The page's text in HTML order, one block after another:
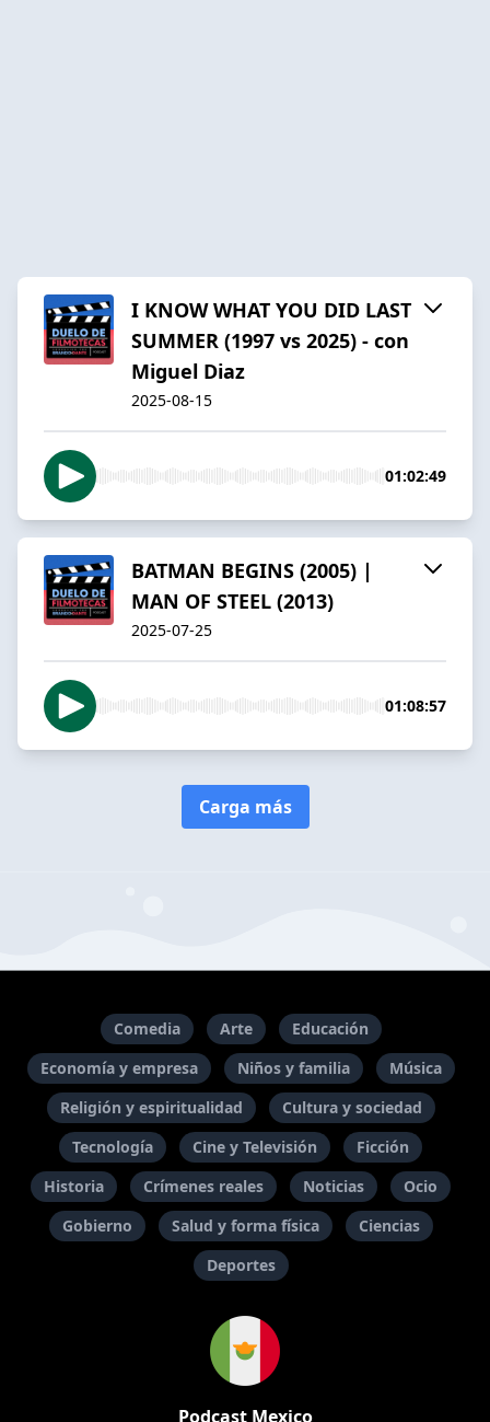
I KNOW WHAT YOU DID LAST
SUMMER (1997 vs 2025) - con
Miguel Diaz
2025-08-15
01:02:49
BATMAN BEGINS (2005) |
MAN OF STEEL (2013)
2025-07-25
01:08:57
Carga más
Comedia Arte
Educación
Economía y empresa
Niños y familia
Música
Religión y espiritualidad
Cultura y sociedad
Tecnología
Cine y Televisión
Ficción
Historia
Crímenes reales Noticias
Ocio
Gobierno
Salud y forma física
Ciencias
Deportes
Podcast Mexico